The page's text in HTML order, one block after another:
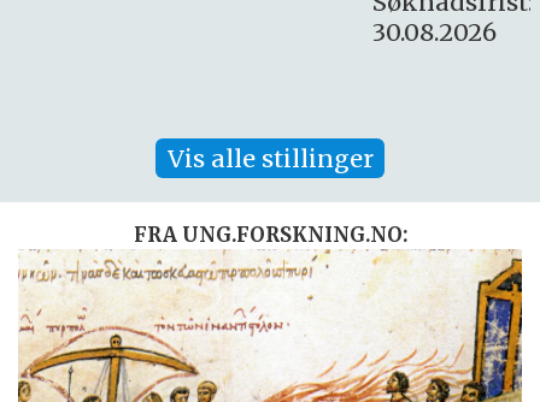
Vis alle stillinger
FRA UNG.FORSKNING.NO: